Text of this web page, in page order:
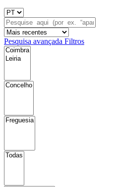
Pesquisa avançada Filtros